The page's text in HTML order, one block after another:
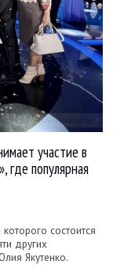
участие в
где популярная
состоится
других
Якутенко.